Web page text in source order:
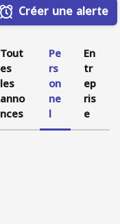
Créer une alerte
Tout
es
les
anno
nces
Pe
rs
on
ne
l
En
tr
ep
ris
e